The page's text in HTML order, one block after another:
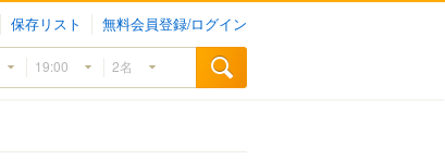
保存リスト 無料会員登録/ログイン